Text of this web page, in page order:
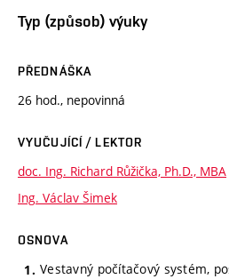
Typ (způsob) výuky
PŘEDNÁŠKA
26 hod., nepovinná
VYUČUJÍCÍ / LEKTOR
doc. Ing. Richard Růžička, Ph.D., MBA
Ing. Václav Šimek
OSNOVA
Vestavný počítačový systém,